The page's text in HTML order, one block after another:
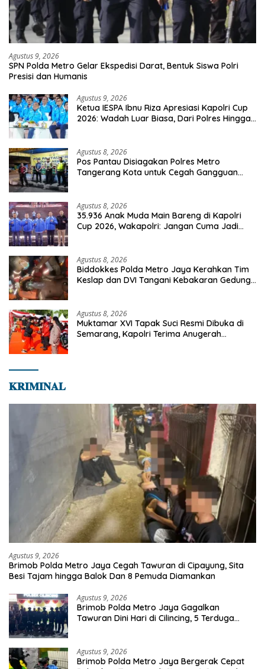
Agustus 9, 2026
SPN Polda Metro Gelar Ekspedisi Darat, Bentuk Siswa Polri
Presisi dan Humanis
Agustus 9, 2026
Ketua IESPA Ibnu Riza Apresiasi Kapolri Cup
2026: Wadah Luar Biasa, Dari Polres Hingga
Agustus 8, 2026
Pos Pantau Disiagakan Polres Metro
Tangerang Kota untuk Cegah Gangguan
Agustus 8, 2026
35.936 Anak Muda Main Bareng di Kapolri
Cup 2026, Wakapolri: Jangan Cuma Jadi
Agustus 8, 2026
Biddokkes Polda Metro Jaya Kerahkan Tim
Keslap dan DVI Tangani Kebakaran Gedung
Agustus 8, 2026
Muktamar XVI Tapak Suci Resmi Dibuka di
Semarang, Kapolri Terima Anugerah
𝐊𝐑𝐈𝐌𝐈𝐍𝐀𝐋
Agustus 9, 2026
Brimob Polda Metro Jaya Cegah Tawuran di Cipayung, Sita
Besi Tajam hingga Balok Dan 8 Pemuda Diamankan
Agustus 9, 2026
Brimob Polda Metro Jaya Gagalkan
Tawuran Dini Hari di Cilincing, 5 Terduga
Agustus 9, 2026
Brimob Polda Metro Jaya Bergerak Cepat